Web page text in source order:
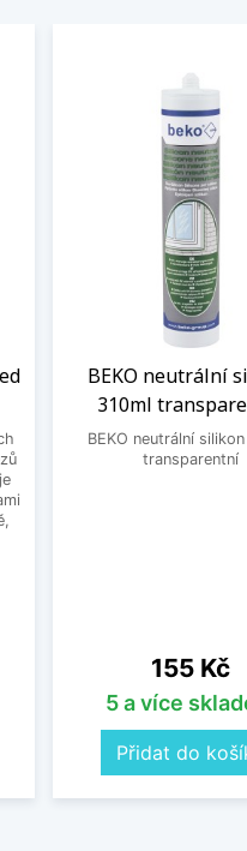
BEKO neutrální
310ml
BEKO neutrální
transparentní
Cena
155 Kč
5 a více
Přidat do